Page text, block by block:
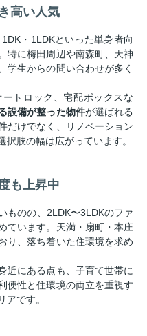
高い人気
・1LDKといった単身者向
特に梅田周辺や南森町、天神
学生からの問い合わせが多く
トロック、宅配ボックスな
設備が整った物件が選ばれる
だけでなく、リノベーション
肢の幅は広がっています。
も上昇中
ものの、2LDK〜3LDKのファ
ています。天満・扇町・本庄
り、落ち着いた住環境を求め
近にある点も、子育て世帯に
便性と住環境の両立を重視す
アです。